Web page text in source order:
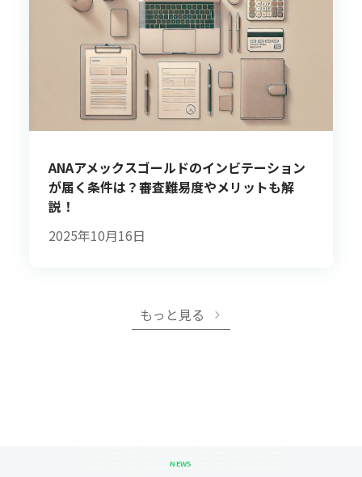
ANAアメックスゴールドのインビテーション
が届く条件は？審査難易度やメリットも解
説！
2025年10月16日
もっと見る
NEWS